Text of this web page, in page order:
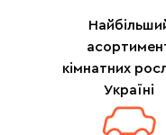
кімнатних
Україні